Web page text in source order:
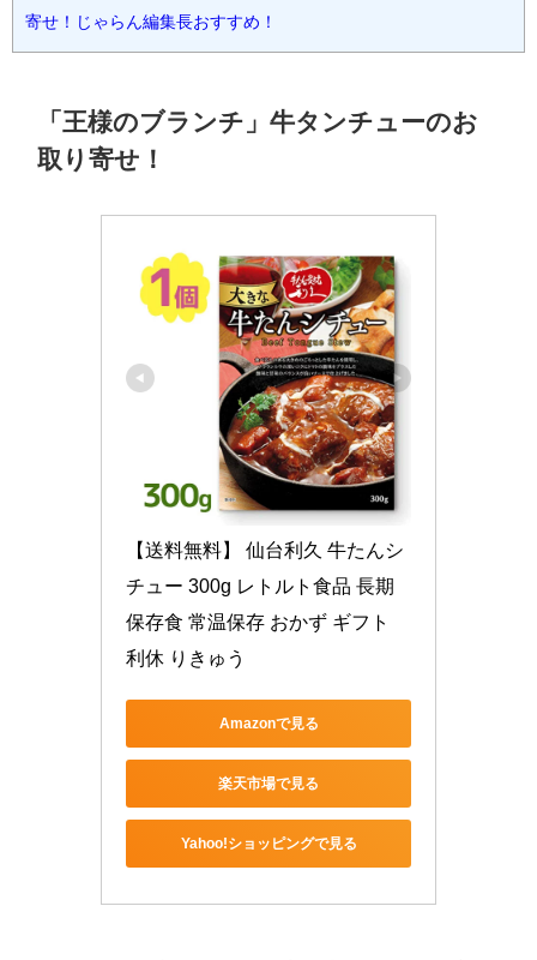
寄せ！じゃらん編集長おすすめ！
「王様のブランチ」牛タンチューのお
取り寄せ！
【送料無料】 仙台利久 牛たんシ
チュー 300g レトルト食品 長期
保存食 常温保存 おかず ギフト
利休 りきゅう
Amazonで見る
楽天市場で見る
Yahoo!ショッピングで見る